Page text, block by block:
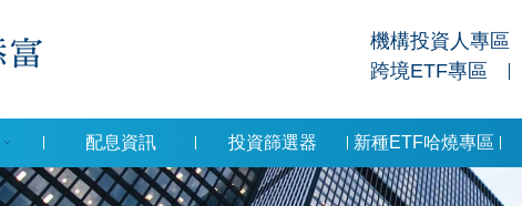
機構投資人專區
跨境ETF專區
配息資訊 投資篩選器 新種ETF哈燒專區